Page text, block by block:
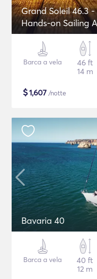
Grand Soleil 46.3
Hands-on Sailing
Barca a vela
46 ft
14 m
$1,607 /notte
Bavaria 40
Barca a vela
40 ft
12 m